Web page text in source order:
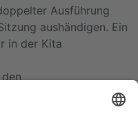
Ausführung
aushändigen. Ein
in der Kita
der Homepage ist auf
aber noch eine